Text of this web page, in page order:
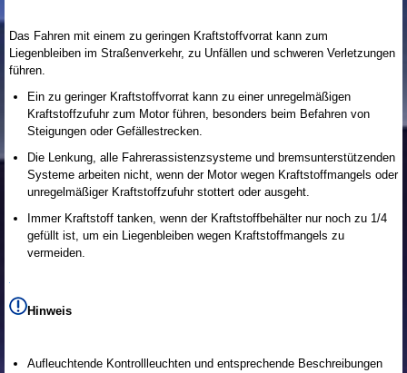
Das Fahren mit einem zu geringen Kraftstoffvorrat kann zum
Liegenbleiben im Straßenverkehr, zu Unfällen und schweren Verletzungen
führen.
Ein zu geringer Kraftstoffvorrat kann zu einer unregelmäßigen
Kraftstoffzufuhr zum Motor führen, besonders beim Befahren von
Steigungen oder Gefällestrecken.
Die Lenkung, alle Fahrerassistenzsysteme und bremsunterstützenden
Systeme arbeiten nicht, wenn der Motor wegen Kraftstoffmangels oder
unregelmäßiger Kraftstoffzufuhr stottert oder ausgeht.
Immer Kraftstoff tanken, wenn der Kraftstoffbehälter nur noch zu 1/4
gefüllt ist, um ein Liegenbleiben wegen Kraftstoffmangels zu
vermeiden.
Hinweis
Aufleuchtende Kontrollleuchten und entsprechende Beschreibungen